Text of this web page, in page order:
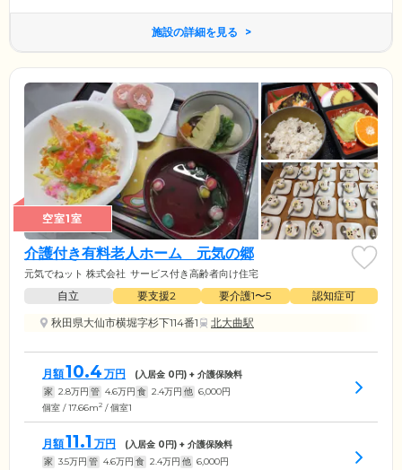
施設の詳細を見る
空室1室
介護付き有料老人ホーム 元気の郷
元気でねット 株式会社 サービス付き高齢者向け住宅
自立 要支援2 要介護1〜5
認知症可
秋田県大仙市横堀字杉下114番1
北大曲駅
月額10.4 万円 (入居金 0円) + 介護保険料
家 2.8万円 管 4.6万円 食 2.4万円 他 6,000円
個室 / 17.66m2 / 個室1
月額11.1 万円 (入居金 0円) + 介護保険料
家 3.5万円 管 4.6万円 食 2.4万円 他 6,000円